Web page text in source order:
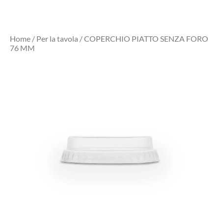
Home / Per la tavola / COPERCHIO PIATTO SENZA FORO
76 MM